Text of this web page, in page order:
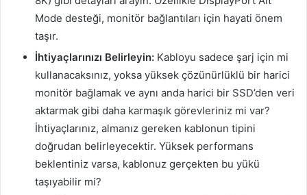
Mode desteği, monitör bağlantıları için hayati önem
taşır.
İhtiyaçlarınızı Belirleyin: Kabloyu sadece şarj için mi
kullanacaksınız, yoksa yüksek çözünürlüklü bir harici
monitör bağlamak ve aynı anda harici bir SSD’den veri
aktarmak gibi daha karmaşık görevleriniz mi var?
İhtiyaçlarınız, almanız gereken kablonun tipini
doğrudan belirleyecektir. Yüksek performans
beklentiniz varsa, kablonuz gerçekten bu yükü
taşıyabilir mi?